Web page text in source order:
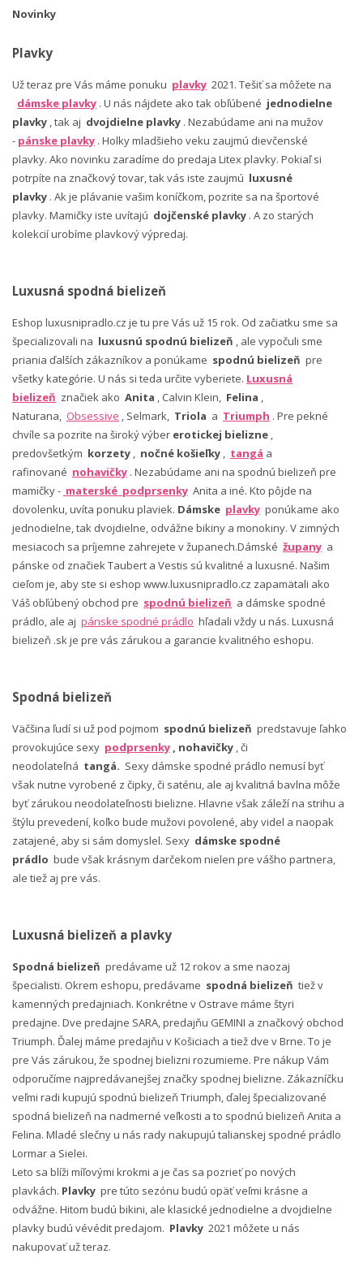
Novinky
Plavky
Už teraz pre Vás máme ponuku plavky 2021. Tešiť sa môžete na
dámske plavky . U nás nájdete ako tak obľúbené jednodielne
plavky , tak aj dvojdielne plavky . Nezabúdame ani na mužov
- pánske plavky . Holky mladšieho veku zaujmú dievčenské
plavky. Ako novinku zaradíme do predaja Litex plavky. Pokiaľ si
potrpíte na značkový tovar, tak vás iste zaujmú luxusné
plavky . Ak je plávanie vašim koníčkom, pozrite sa na športové
plavky. Mamičky iste uvítajú dojčenské plavky . A zo starých
kolekcií urobíme plavkový výpredaj.
Luxusná spodná bielizeň
Eshop luxusnipradlo.cz je tu pre Vás už 15 rok. Od začiatku sme sa
špecializovali na luxusnú spodnú bielizeň , ale vypočuli sme
priania ďalších zákazníkov a ponúkame spodnú bielizeň pre
všetky kategórie. U nás si teda určite vyberiete. Luxusná
bielizeň značiek ako Anita , Calvin Klein, Felina
Naturana, Obsessive , Selmark, Triola a Triumph . Pre pekné
chvíle sa pozrite na široký výber erotickej bielizne
predovšetkým korzety nočné košieľky tangá a
rafinované nohavičky . Nezabúdame ani na spodnú bielizeň pre
mamičky - materské podprsenky Anita a iné. Kto pôjde na
dovolenku, uvíta ponuku plaviek. Dámske plavky ponúkame ako
jednodielne, tak dvojdielne, odvážne bikiny a monokiny. V zimných
mesiacoch sa príjemne zahrejete v županech.Dámské župany a
pánske od značiek Taubert a Vestis sú kvalitné a luxusné. Našim
cieľom je, aby ste si eshop www.luxusnipradlo.cz zapamätali ako
Váš obľúbený obchod pre spodnú bielizeň a dámske spodné
prádlo, ale aj pánske spodné prádlo hľadali vždy u nás. Luxusná
bielizeň .sk je pre vás zárukou a garancie kvalitného eshopu.
Spodná bielizeň
Väčšina ľudí si už pod pojmom spodnú bielizeň predstavuje ľahko
provokujúce sexy podprsenky , nohavičky , či
neodolateľná tangá. Sexy dámske spodné prádlo nemusí byť
však nutne vyrobené z čipky, či saténu, ale aj kvalitná bavlna môže
byť zárukou neodolateľnosti bielizne. Hlavne však záleží na strihu a
štýlu prevedení, koľko bude mužovi povolené, aby videl a naopak
zatajené, aby si sám domyslel. Sexy dámske spodné
prádlo bude však krásnym darčekom nielen pre vášho partnera,
ale tiež aj pre vás.
Luxusná bielizeň a plavky
Spodná bielizeň predávame už 12 rokov a sme naozaj
špecialisti. Okrem eshopu, predávame spodná bielizeň tiež v
kamenných predajniach. Konkrétne v Ostrave máme štyri
predajne. Dve predajne SARA, predajňu GEMINI a značkový obchod
Triumph. Ďalej máme predajňu v Košiciach a tiež dve v Brne. To je
pre Vás zárukou, že spodnej bielizni rozumieme. Pre nákup Vám
odporučíme najpredávanejšej značky spodnej bielizne. Zákazníčku
veľmi radi kupujú spodnú bielizeň Triumph, ďalej špecializované
spodná bielizeň na nadmerné veľkosti a to spodnú bielizeň Anita a
Felina. Mladé slečny u nás rady nakupujú talianskej spodné prádlo
Lormar a Sielei.
Leto sa blíži míľovými krokmi a je čas sa pozrieť po nových
plavkách. Plavky pre túto sezónu budú opäť veľmi krásne a
odvážne. Hitom budú bikini, ale klasické jednodielne a dvojdielne
plavky budú vévédit predajom. Plavky 2021 môžete u nás
nakupovať už teraz.